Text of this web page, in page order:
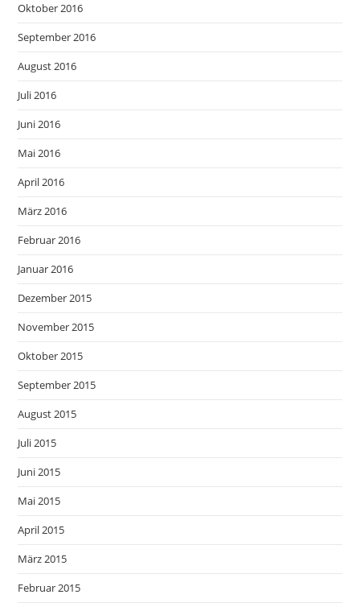
Oktober 2016
September 2016
August 2016
Juli 2016
Juni 2016
Mai 2016
April 2016
März 2016
Februar 2016
Januar 2016
Dezember 2015
November 2015
Oktober 2015
September 2015
August 2015
Juli 2015
Juni 2015
Mai 2015
April 2015
März 2015
Februar 2015